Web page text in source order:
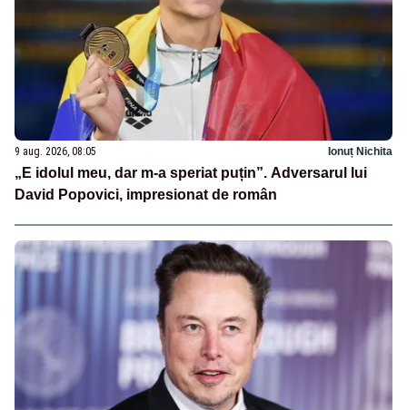
9 aug. 2026, 08:05 Ionuț Nichita
„E idolul meu, dar m-a speriat puțin”. Adversarul lui
David Popovici, impresionat de român